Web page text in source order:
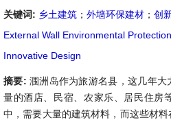
关键词: 乡土建筑 ； 外墙环保建材 ； 创
External Wall Environmental
Innovative Design
摘要: 涠洲岛作为旅游名县，这几年
量的酒店、民宿、农家乐、居民住房
中，需要大量的建筑材料，而这些材